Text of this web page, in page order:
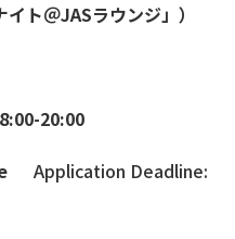
イト＠JASラウンジ」）
20:00
Application Deadline: